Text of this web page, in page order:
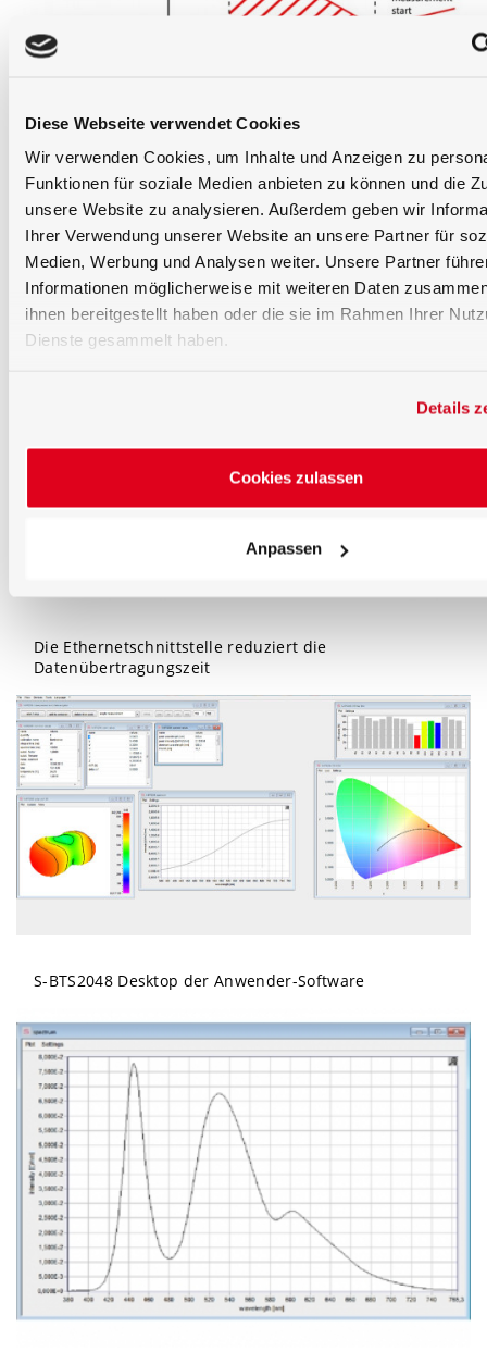
Diese Webseite verwendet Cookies
Wir verwenden Cookies, um Inhalte und Anzeigen zu
Funktionen für soziale Medien anbieten zu können und die
unsere Website zu analysieren. Außerdem geben wir
Ihrer Verwendung unserer Website an unsere Partner für
Medien, Werbung und Analysen weiter. Unsere Partner
Informationen möglicherweise mit weiteren Daten
ihnen bereitgestellt haben oder die sie im Rahmen Ihrer
Dienste gesammelt haben.
Details
Cookies zulassen
Anpassen
Elektronischer Shutter verkürzt die Messzeit
Die Ethernetschnittstelle reduziert die
Datenübertragungszeit
S-BTS2048 Desktop der Anwender-Software